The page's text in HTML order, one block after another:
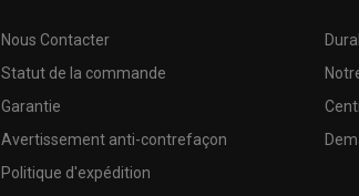
Nous Contacter
Statut de la commande
Garantie
Avertissement anti-contrefaçon
Politique d'expédition